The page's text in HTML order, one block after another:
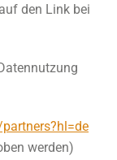
den Link bei
werden)